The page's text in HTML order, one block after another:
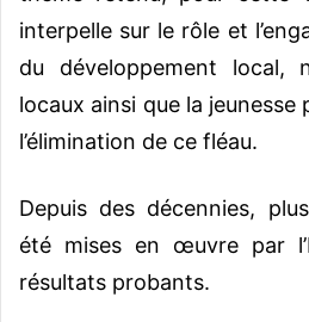
interpelle sur le rôle et
du développement local,
locaux ainsi que la
l’élimination de ce fléau.
Depuis des décennies,
été mises en œuvre par
résultats probants.